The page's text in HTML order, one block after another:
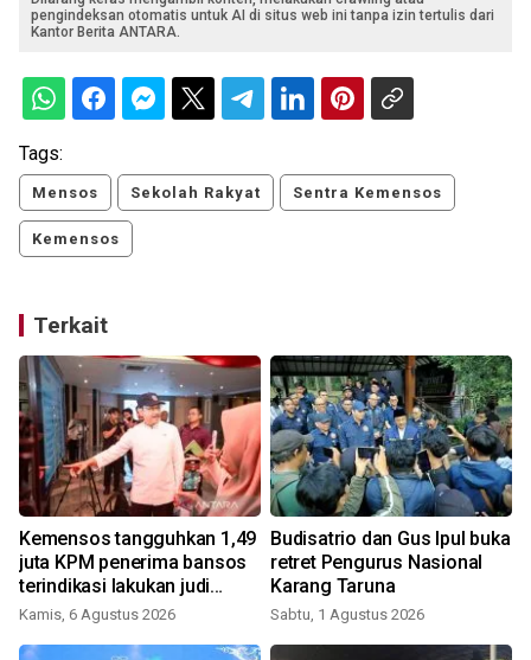
pengindeksan otomatis untuk AI di situs web ini tanpa izin tertulis dari
Kantor Berita ANTARA.
Tags:
Mensos Sekolah Rakyat Sentra Kemensos
Kemensos
Terkait
Kemensos tangguhkan 1,49
juta KPM penerima bansos
terindikasi lakukan judi
online
Kamis, 6 Agustus 2026
Budisatrio dan Gus Ipul buka
retret Pengurus Nasional
Karang Taruna
Sabtu, 1 Agustus 2026